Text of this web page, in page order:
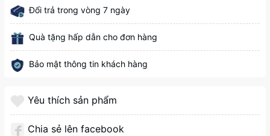
Đổi trả trong vòng 7 ngày
Quà tặng hấp dẫn cho đơn hàng
Bảo mật thông tin khách hàng
Yêu thích sản phẩm
Chia sẻ lên facebook